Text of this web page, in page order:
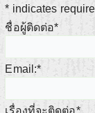
* indicates
ชื่อผู้ติดต่อ*
Email:*
เรื่องที่จะติดต่อ*